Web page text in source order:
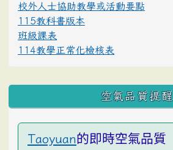
校外人士協助教學或活動要點
115教科書版本
班級課表
114教學正常化檢核表
空氣品質提醒
Taoyuan的即時空氣品質